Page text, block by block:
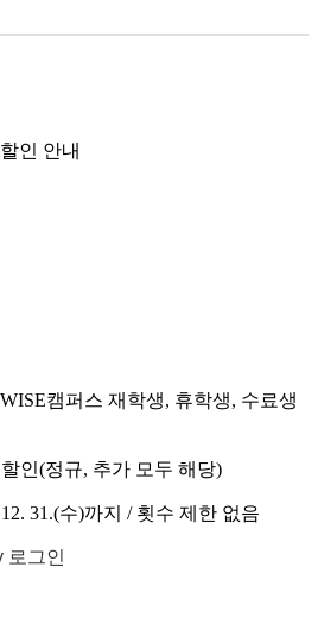
인 안내
캠퍼스 재학생, 휴학생, 수료생
인(정규, 추가 모두 해당)
31.(수)까지 / 횟수 제한 없음
로그인